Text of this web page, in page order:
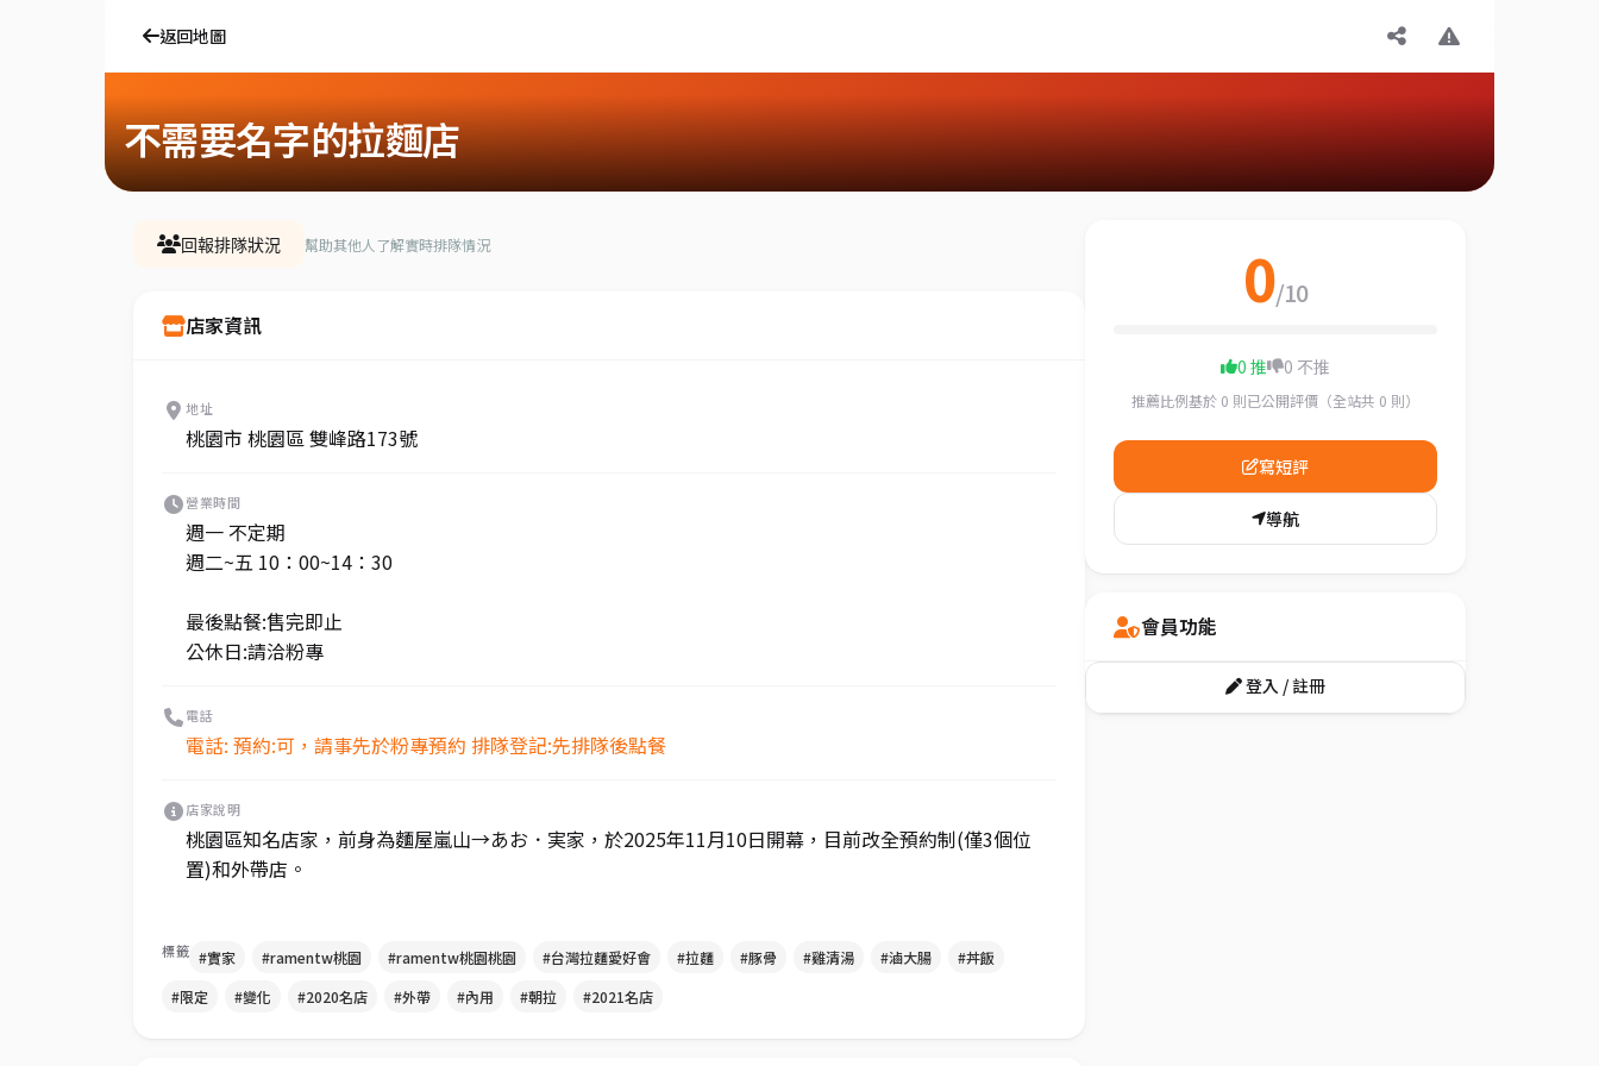
返回地圖
不需要名字的拉麵店
回報排隊狀況 幫助其他人了解實時排隊情況
店家資訊
地址
桃園市 桃園區 雙峰路173號
營業時間
週一 不定期
週二~五 10：00~14：30
最後點餐:售完即止
公休日:請洽粉專
電話
電話: 預約:可，請事先於粉專預約 排隊登記:先排隊後點餐
店家說明
桃園區知名店家，前身為麵屋嵐山→あお．実家，於2025年11月10日開幕，目前改全預約制(僅3個位
置)和外帶店。
標籤 #實家 #ramentw桃園 #ramentw桃園桃園 #台灣拉麵愛好會 #拉麵 #豚骨 #雞清湯 #滷大腸
#丼飯
#限定
#變化 #2020名店 #外帶 #內用 #朝拉 #2021名店
0/10
0 推 0 不推
推薦比例基於 0 則已公開評價（全站共 0 則）
寫短評
導航
會員功能
登入 / 註冊